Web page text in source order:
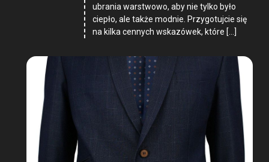
ubrania warstwowo, aby nie tylko było
ciepło, ale także modnie. Przygotujcie się
na kilka cennych wskazówek, które […]